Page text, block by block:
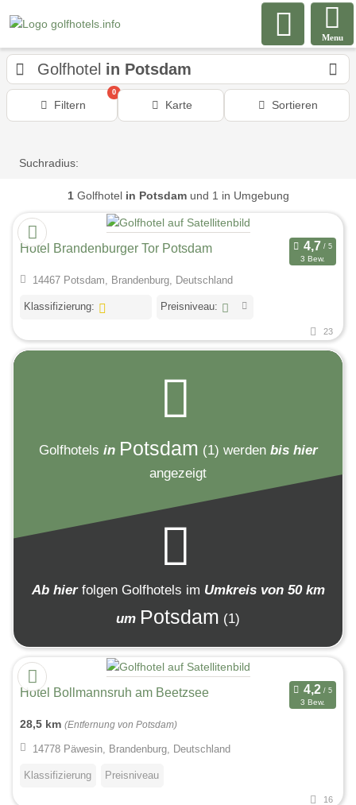
Menu
Golfhotel in Potsdam
Filtern
0
Karte Sortieren
Suchradius:
1Golfhotel in Potsdamund 1 in Umgebung
Hotel Brandenburger Tor Potsdam
3 Bew.
14467 Potsdam, Brandenburg, Deutschland
Klassifizierung: Preisniveau:
23
Golfhotels in Potsdam (1) werden bis hier
angezeigt
Ab hier folgen Golfhotels im Umkreis von 50 km
um Potsdam (1)
Hotel Bollmannsruh am Beetzsee
3 Bew.
28,5 km (Entfernung von Potsdam)
14778 Päwesin, Brandenburg, Deutschland
Klassifizierung Preisniveau
16